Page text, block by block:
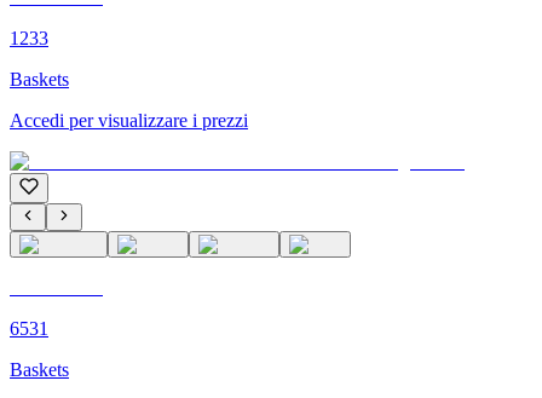
1233
Baskets
Accedi per visualizzare i prezzi
6531
Baskets